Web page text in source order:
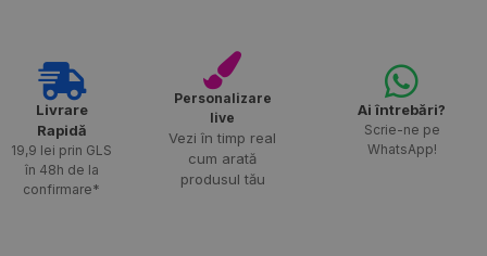
Livrare
Rapidă​
19,9 lei prin GLS
în 48h de la
confirmare*
Personalizare
live
Vezi în timp real
cum arată
produsul tău
Ai întrebări?
Scrie-ne pe
WhatsApp!